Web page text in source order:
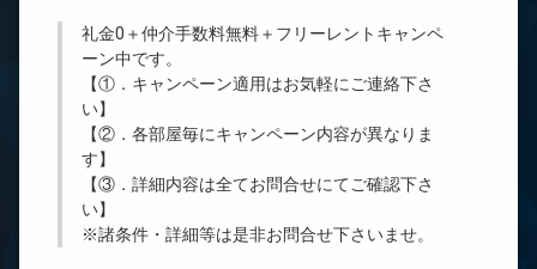
礼金0 ＋仲介手数料無料＋ フリーレント キャンペ
ーン中です。
【①．キャンペーン適用はお気軽にご連絡下さ
い】
【②．各部屋毎にキャンペーン内容が異なりま
す】
【③．詳細内容は全てお問合せにてご確認下さ
い】
※諸条件・詳細等は是非お問合せ下さいませ。